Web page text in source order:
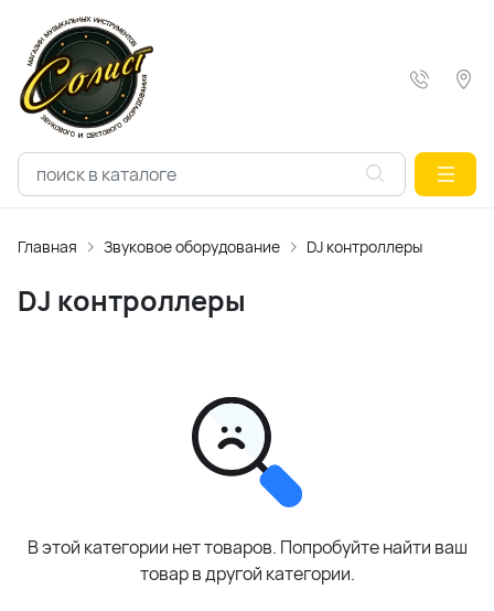
Главная Звуковое оборудование DJ контроллеры
DJ контроллеры
В этой категории нет товаров. Попробуйте найти ваш
товар в другой категории.